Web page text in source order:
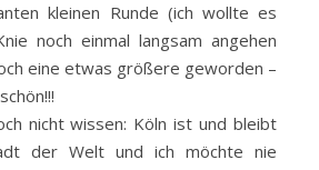
kleinen Runde (ich wollte es
noch einmal langsam angehen
eine etwas größere geworden –
nicht wissen: Köln ist und bleibt
der Welt und ich möchte nie